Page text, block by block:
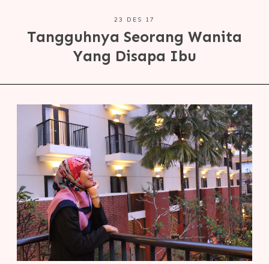
23 DES 17
Tangguhnya Seorang Wanita
Yang Disapa Ibu